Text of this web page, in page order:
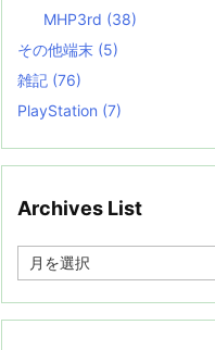
MHP3rd (38)
その他端末 (5)
雑記 (76)
PlayStation (7)
Archives List